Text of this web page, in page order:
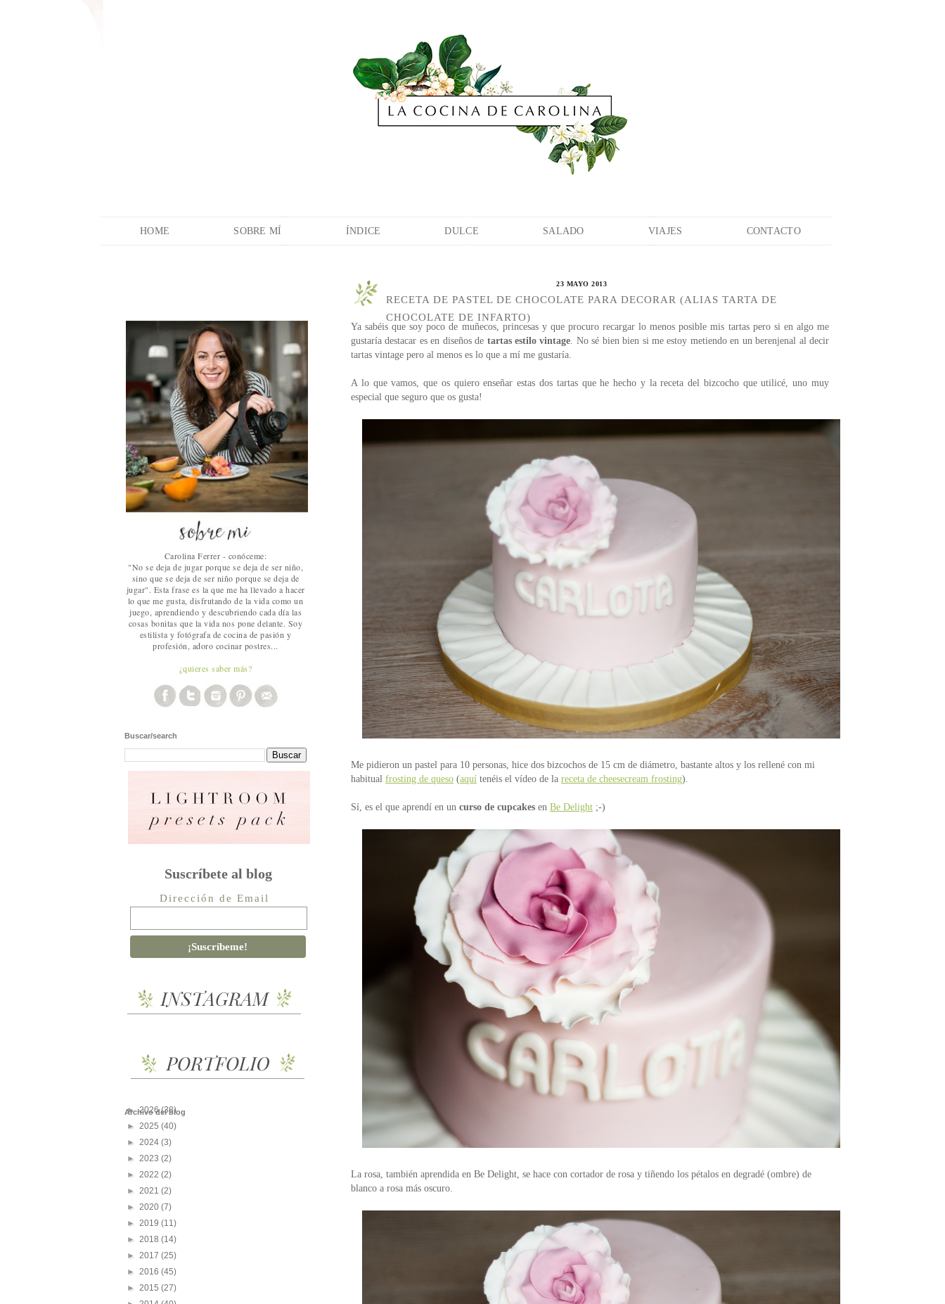
HOME SOBRE MÍ ÍNDICE DULCE SALADO VIAJES CONTACTO
23 MAYO 2013
RECETA DE PASTEL DE CHOCOLATE PARA DECORAR (ALIAS TARTA DE
CHOCOLATE DE INFARTO)
Ya sabéis que soy poco de muñecos, princesas y que procuro recargar lo menos posible mis tartas pero si en algo me
gustaría destacar es en diseños de tartas estilo vintage . No sé bien bien si me estoy metiendo en un berenjenal al decir
tartas vintage pero al menos es lo que a mí me gustaría.
A lo que vamos, que os quiero enseñar estas dos tartas que he hecho y la receta del bizcocho que utilicé, uno muy
especial que seguro que os gusta!
Me pidieron un pastel para 10 personas, hice dos bizcochos de 15 cm de diámetro, bastante altos y los rellené con mi
habitual frosting de queso (aquí tenéis el vídeo de la receta de cheesecream frosting).
Sí, es el que aprendí en un curso de cupcakes en Be Delight ;-)
La rosa, también aprendida en Be Delight, se hace con cortador de rosa y tiñendo los pétalos en degradé (ombre) de
blanco a rosa más oscuro.
Carolina Ferrer - conóceme:
"No se deja de jugar porque se deja de ser niño,
sino que se deja de ser niño porque se deja de
jugar". Esta frase es la que me ha llevado a hacer
lo que me gusta, disfrutando de la vida como un
juego, aprendiendo y descubriendo cada día las
cosas bonitas que la vida nos pone delante. Soy
estilista y fotógrafa de cocina de pasión y
profesión, adoro cocinar postres...
¿quieres saber más?
Buscar/search
Suscríbete al blog
Dirección de Email
Archivo del blog
►2026(38)
► 2025 (40)
► 2024 (3)
► 2023 (2)
► 2022 (2)
► 2021 (2)
► 2020 (7)
► 2019 (11)
► 2018 (14)
► 2017 (25)
► 2016 (45)
► 2015 (27)